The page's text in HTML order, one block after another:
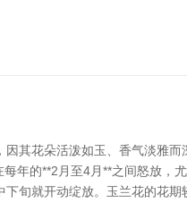
其花朵活泼如玉、香气淡雅而
年的**2月至4月**之间怒放，尤
旬就开动绽放。玉兰花的花期